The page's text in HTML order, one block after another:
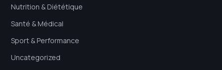
Nutrition & Diététique
Santé & Médical
Sport & Performance
Uncategorized